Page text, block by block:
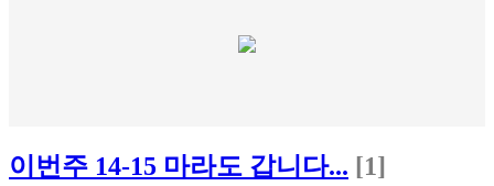
이번주 14-15 마라도 갑니다... [1]